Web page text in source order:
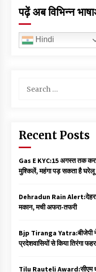
पढ़ें अब विभिन्न
Hindi
for:
Recent Posts
Gas E KYC:15 अगस्त तक
मुश्किलें, महंगा पड़ सकता है
Dehradun Rain
मकान, मची अफरा-तफरी
Bjp Tiranga Yatra:बीजेपी ने
प्रदेशवासियों से किया तिरंगा
Tilu Rauteli Award:सीएम